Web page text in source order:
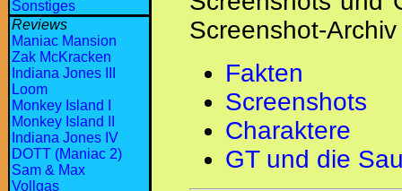
Sonstiges
Reviews
Maniac Mansion
Zak McKracken
Indiana Jones III
Loom
Monkey Island I
Monkey Island II
Indiana Jones IV
DOTT (Maniac 2)
Sam & Max
Vollgas
Screenshot-
Fakten
Screenshots
Charaktere
GT und die